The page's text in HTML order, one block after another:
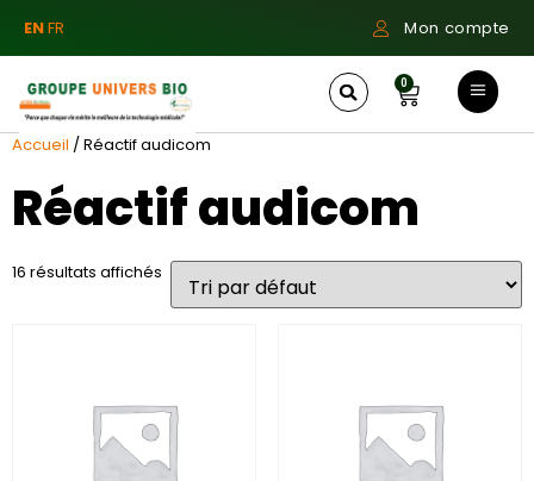
ENFR Mon compte
0
Accueil / Réactif audicom
Réactif audicom
16 résultats affichés